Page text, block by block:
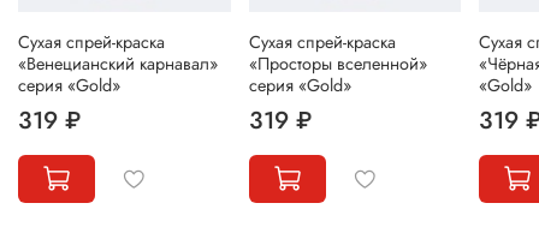
Сухая спрей-краска
«Венецианский карнавал»
серия «Gold»
319 ₽
Сухая спрей-краска
«Просторы вселенной»
серия «Gold»
319 ₽
Сухая
«Gold»
319